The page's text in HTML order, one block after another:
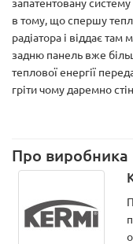
в тому, що спершу
радіатора і віддає
задню панель вже
теплової енергії
гріти чому даремно
Про виробника